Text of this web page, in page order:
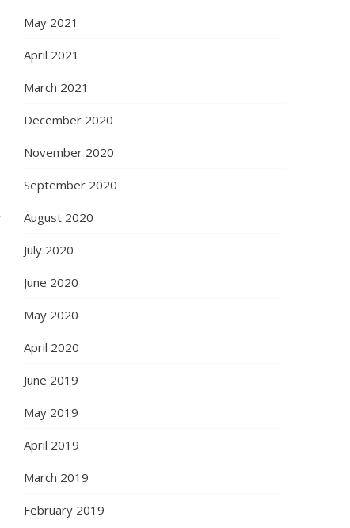
May 2021
April 2021
March 2021
December 2020
November 2020
September 2020
August 2020
July 2020
June 2020
May 2020
April 2020
June 2019
May 2019
April 2019
March 2019
February 2019